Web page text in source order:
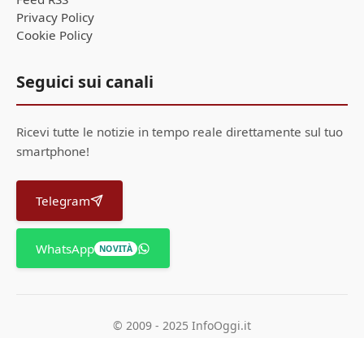
Privacy Policy
Cookie Policy
Seguici sui canali
Ricevi tutte le notizie in tempo reale direttamente sul tuo
smartphone!
Telegram
WhatsApp NOVITÀ
© 2009 - 2025 InfoOggi.it